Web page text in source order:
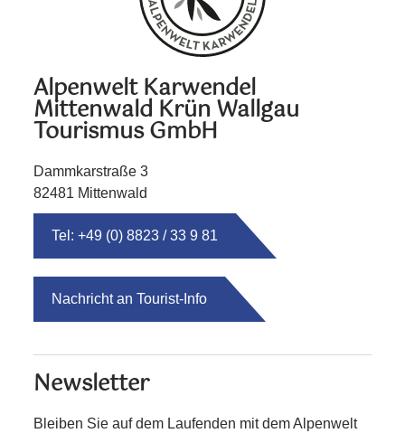
Alpenwelt Karwendel
Mittenwald Krün Wallgau
Tourismus GmbH
Dammkarstraße 3
82481 Mittenwald
Tel: +49 (0) 8823 / 33 9 81
Nachricht an Tourist-Info
Newsletter
Bleiben Sie auf dem Laufenden mit dem Alpenwelt